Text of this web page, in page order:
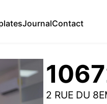
JournalContact
2 RUE DU